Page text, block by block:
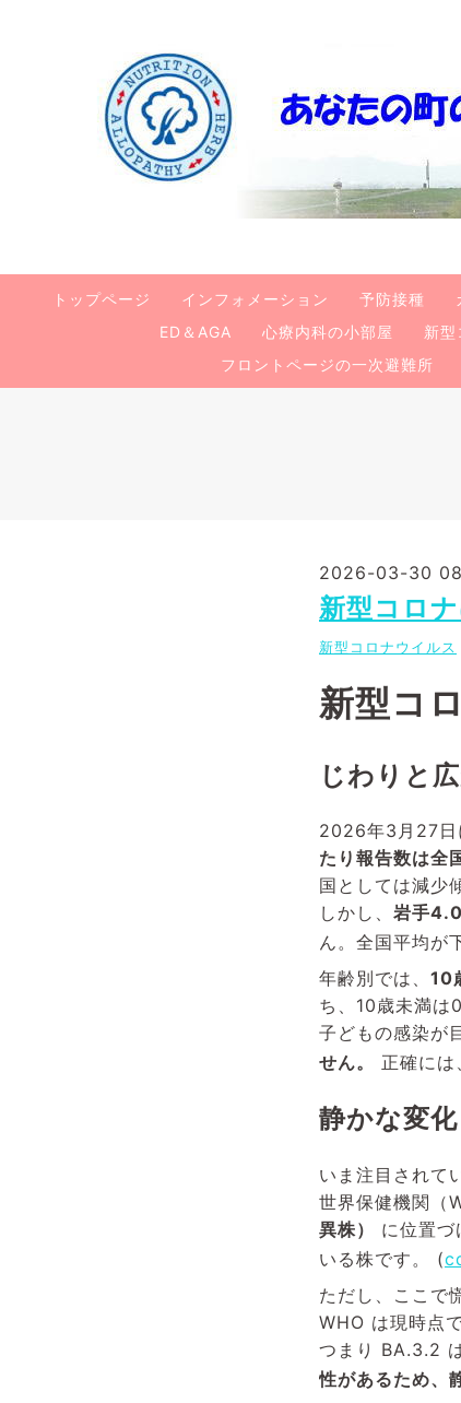
トップページ インフォメーション 予防接種
ED＆AGA
心療内科の小部屋 新型
フロントページの一次避難所
2026-03-30
新型コロ
新型コロナウイルス
新型コ
じわりと
2026年3月27日
たり報告数は全
国としては減少
しかし、 岩手
ん。全国平均が
年齢別では、 10
ち、10歳未満は
子どもの感染が
せん。
正確には
静かな変
いま注目されて
世界保健機関（
異株）
に位置づ
いる株です。 (
ただし、ここで
WHO は現時点で
つまり BA.3.2 は
性があるため、